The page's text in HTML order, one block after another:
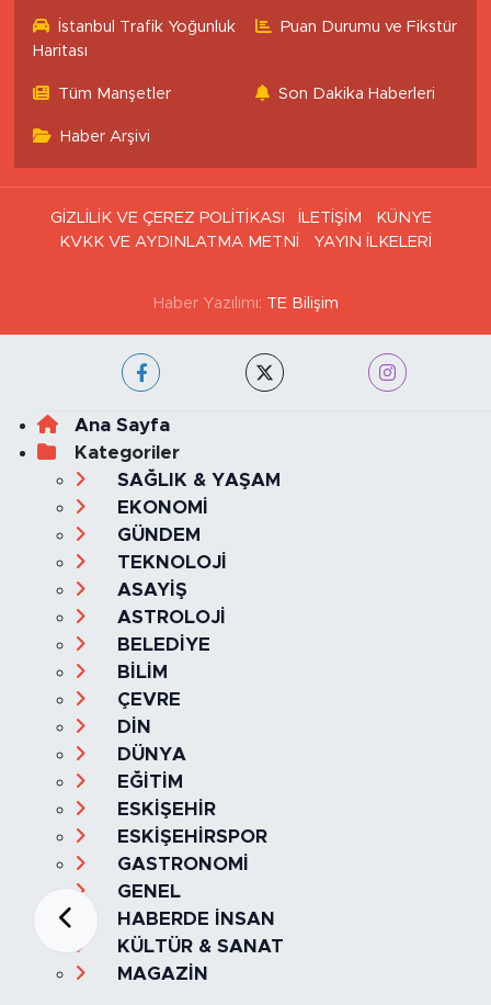
İstanbul Trafik Yoğunluk
Haritası
Puan Durumu ve Fikstür
Tüm Manşetler Son Dakika Haberleri
Haber Arşivi
GİZLİLİK VE ÇEREZ POLİTİKASI İLETİŞİM
KÜNYE
KVKK VE AYDINLATMA METNİ
YAYIN İLKELERİ
Haber Yazılımı: TE Bilişim
Ana Sayfa
Kategoriler
SAĞLIK & YAŞAM
EKONOMİ
GÜNDEM
TEKNOLOJİ
ASAYİŞ
ASTROLOJİ
BELEDİYE
BİLİM
ÇEVRE
DİN
DÜNYA
EĞİTİM
ESKİŞEHİR
ESKİŞEHİRSPOR
GASTRONOMİ
GENEL
HABERDE İNSAN
KÜLTÜR & SANAT
MAGAZİN